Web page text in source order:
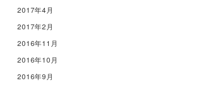
2017年4月
2017年2月
2016年11月
2016年10月
2016年9月